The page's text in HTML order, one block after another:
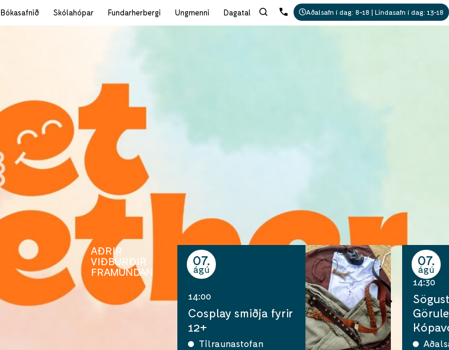
Bókasafnið Skólahópar Fundarherbergi Ungmenni Dagatal Aðalsafn í dag: 8-18 | Lindasafn í dag: 13-18
AÐRIR
VIÐBURÐIR
FRAMUNDAN
07
ágú
14:00
Cosplay smiðja fyrir
12+
Tilraunastofan
07
ágú
14:30